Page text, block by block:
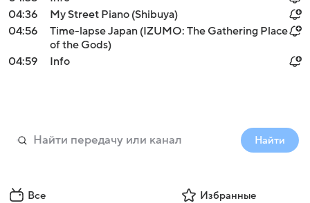
04:36
My Street Piano (Shibuya)
04:56
Time-lapse Japan (IZUMO: The Gathering Place
of the Gods)
04:59
Info
Найти
Все Избранные